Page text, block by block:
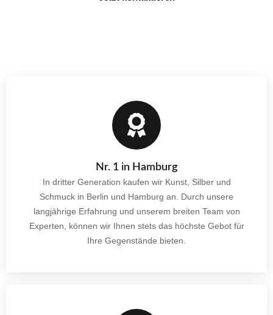
Nr. 1 in Hamburg
In dritter Generation kaufen wir Kunst, Silber und
Schmuck in Berlin und Hamburg an. Durch unsere
langjährige Erfahrung und unserem breiten Team von
Experten, können wir Ihnen stets das höchste Gebot für
Ihre Gegenstände bieten.